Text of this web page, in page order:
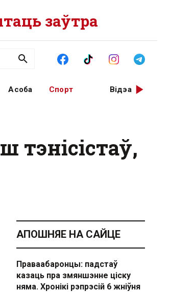
заўтра
Асоба Спорт Відэа
тэнісістаў,
АПОШНЯЕ НА САЙЦЕ
Праваабаронцы: падстаў
казаць пра змяншэнне ціску
няма. Хронікі рэпрэсій 6 жніўня